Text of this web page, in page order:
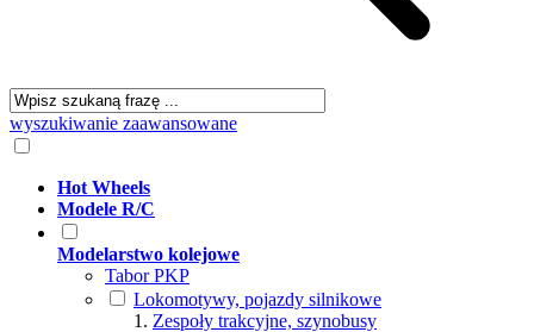
wyszukiwanie zaawansowane
Hot Wheels
Modele R/C
Modelarstwo kolejowe
Tabor PKP
Lokomotywy, pojazdy silnikowe
Zespoły trakcyjne, szynobusy